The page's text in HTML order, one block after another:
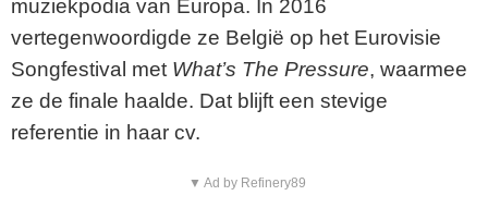
muziekpodia van Europa. In 2016
vertegenwoordigde ze België op het Eurovisie
Songfestival met What’s The Pressure, waarmee
ze de finale haalde. Dat blijft een stevige
referentie in haar cv.
▼ Ad by Refinery89